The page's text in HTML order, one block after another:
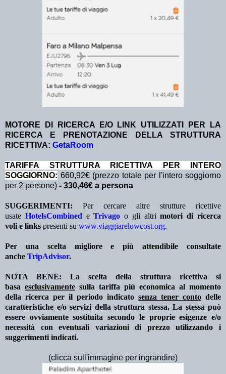
MOTORE DI RICERCA E/O LINK UTILIZZATI PER LA
RICERCA E PRENOTAZIONE DELLA STRUTTURA
RICETTIVA: GetaRoom
TA RIFFA STRUTTURA RICETTIVA PER INTERO
SOGGIORNO: 660,92€ (prezzo totale per l'intero soggiorno
per 2 persone) - 330,46€ a persona
SUGGERIMENTI: Per cercare altre strutture ricettive
usate HotelsCombined eTrivago o gli altrimotori di ricerca
voli e links presenti su www.viaggiarelowcost.org.
Per una scelta migliore e più attendibile consultate
anche TripAdvisor.
NOTA BENE: La scelta della struttura ricettiva si
basa esclusivamente sulla tariffa più economica al momento
della ricerca per il periodo indicato senza tener conto delle
caratteristiche e/o servizi della struttura stessa. La stessa può
essere ovviamente sostituita secondo le proprie esigenze e/o
necessità con eventuali variazioni di prezzo utilizzando i
suggerimenti indicati.
(clicca sull'immagine per ingrandire)